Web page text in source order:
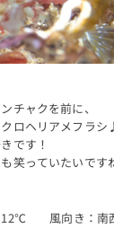
チャクを前に、
ロヘリアメフラシ
です！
笑っていたいです
12℃ 風向き：